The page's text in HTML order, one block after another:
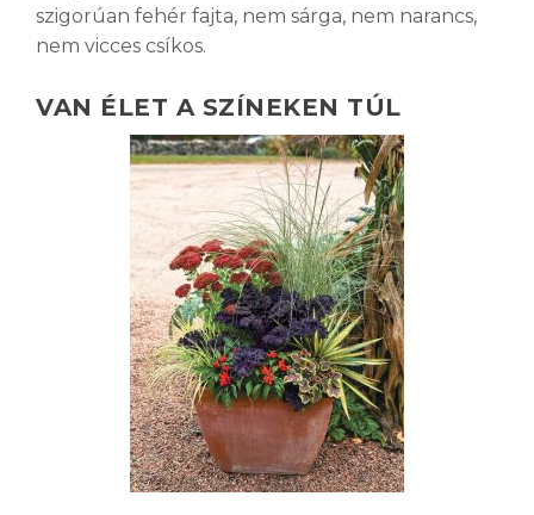
szigorúan fehér fajta, nem sárga, nem narancs,
nem vicces csíkos.
VAN ÉLET A SZÍNEKEN TÚL